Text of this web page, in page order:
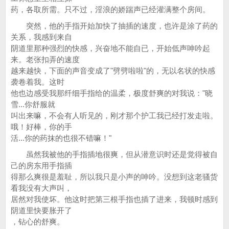
药，各取所需。只不过，淫浪的娇踹声已经灌满整个房间。
突然，他的手指开始加快了抽插的速度，也许是涂了药的
关系，我感到来自
阴道里那种强烈的快感，兴奋地不能自已，开始低声呻吟起
来。老张扣弄的速度
越来越快，下面的声音变成了"劈劈啦啦"的，无以名状的快感
袭卷着我。这时
他也边感受我那纤细手指给的温柔，极度舒爽的对我说："晓
雪...你舒服就
叫出来嘛，不会有人听见的，刚才那个护工我已经打发走啦。
哦！好棒，你的手
活...你的药抹的也很不错嘛！"
虽然我被他的手指插地很爽，但从潜意识时还是觉得被自
己的房东用手指插
得那么爽很是羞耻，所以我只是小声的呻吟。没想到这老骚货
看我没有大声叫，
居然对我使坏。他这时把第三根手指也插了进来，我顿时感到
阴道里快要胀开了
，钻心的舒爽。